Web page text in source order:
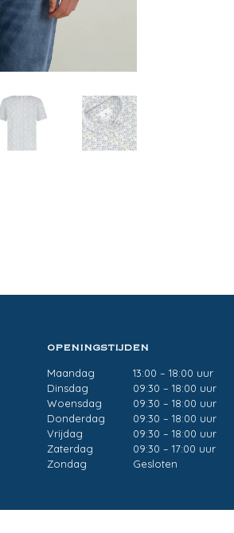
OPENINGSTIJDEN
Maandag
13:00 – 18:00 uur
Dinsdag
09:30 – 18:00 uur
Woensdag
09:30 – 18:00 uur
Donderdag
09:30 – 18:00 uur
Vrijdag
09:30 – 18:00 uur
Zaterdag
09:30 – 17:00 uur
Zondag
Gesloten